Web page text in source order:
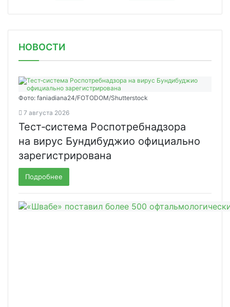
НОВОСТИ
Фото: faniadiana24/FOTODOM/Shutterstock
7 августа 2026
Тест‑система Роспотребнадзора
на вирус Бундибуджио официально
зарегистрирована
Подробнее